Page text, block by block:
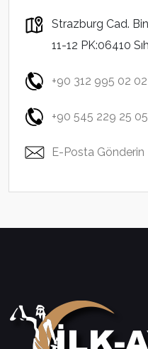
Strazburg Cad.
11-12 PK:06410
+90 312 995 02 02
+90 545 229 25 05
E-Posta Gönderin